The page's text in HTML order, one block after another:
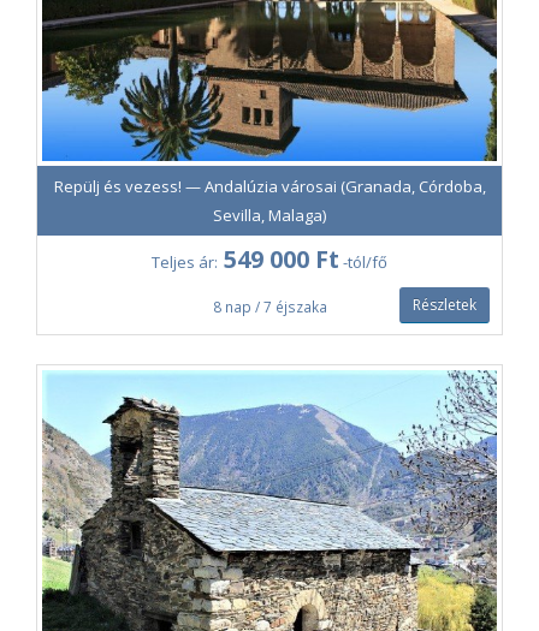
Repülj és vezess! — Andalúzia városai (Granada, Córdoba,
Sevilla, Malaga)
Teljes ár: 549 000 Ft -tól/fő
8 nap / 7 éjszaka Részletek